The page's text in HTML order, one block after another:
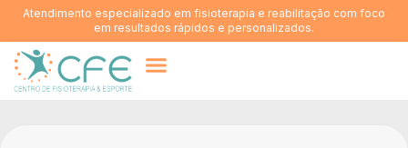
Atendimento especializado em fisioterapia e reabilitação com foco
em resultados rápidos e personalizados.